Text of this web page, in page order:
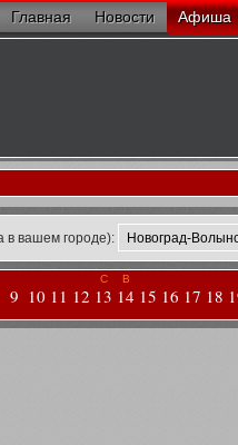
Главная Новости Афиша
вашем городе):
9 10 11 12
С
13
В
14 15 16 17 18